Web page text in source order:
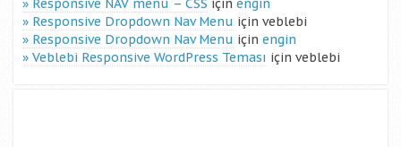
Responsive NAV menu – CSS için engin
Responsive Dropdown Nav Menu için veblebi
Responsive Dropdown Nav Menu için engin
Veblebi Responsive WordPress Teması için veblebi